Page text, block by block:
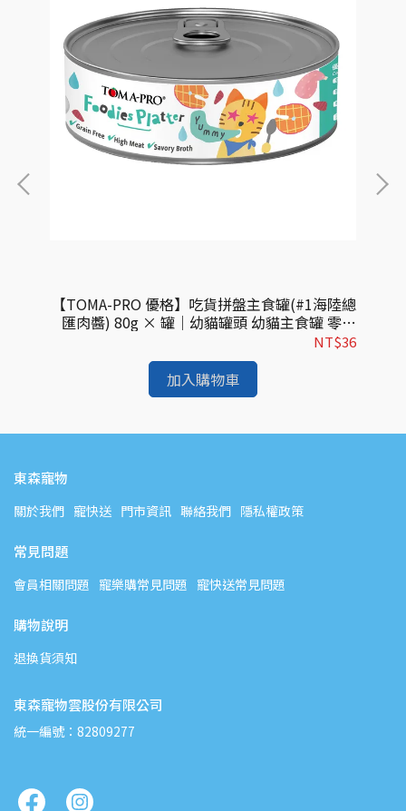
【TOMA-PRO 優格】吃貨拼盤主食罐(#1海陸總
匯肉醬) 80g × 罐｜幼貓罐頭 幼貓主食罐 零穀
主食罐 幼貓專用
NT$36
加入購物車
東森寵物
關於我們 寵快送 門市資訊 聯絡我們 隱私權政策
常見問題
會員相關問題 寵樂購常見問題 寵快送常見問題
購物說明
退換貨須知
東森寵物雲股份有限公司
統一編號：82809277